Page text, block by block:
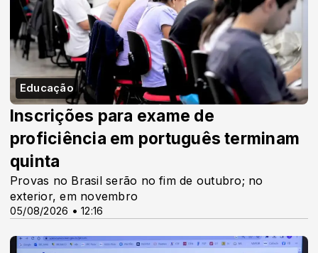
Educação
05/08/2026 • 12:16
Inscrições para exame de
proficiência em português terminam
quinta
Provas no Brasil serão no fim de outubro; no
exterior, em novembro